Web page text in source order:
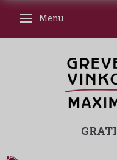
Skifte navigation
Menu